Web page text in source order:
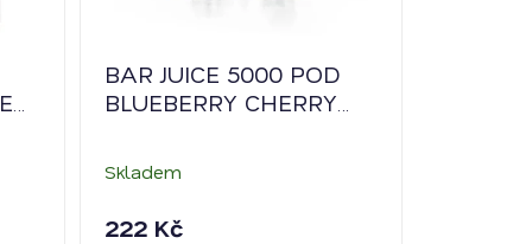
BAR JUICE 5000 POD
BLUEBERRY CHERRY
Skladem
222 Kč